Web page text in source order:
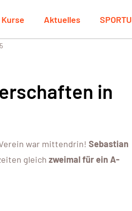
Kurse Aktuelles
in
war mittendrin! Sebastian
gleich zweimal für ein A-